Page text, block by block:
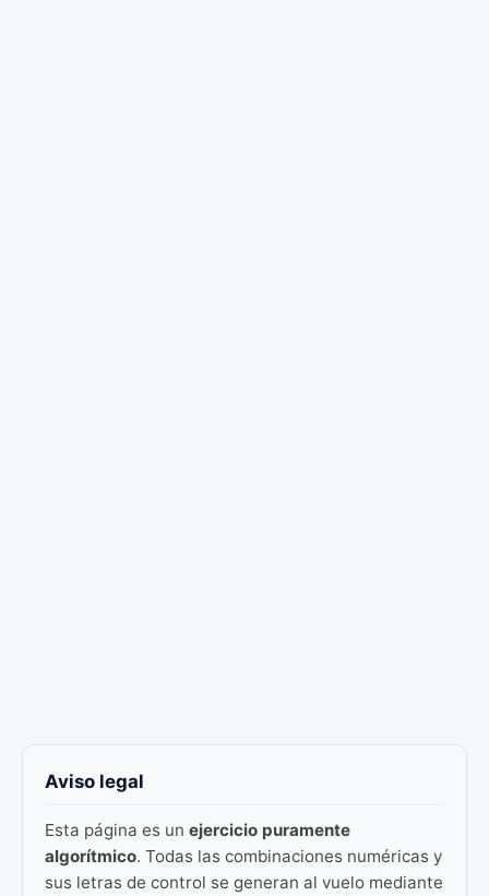
Aviso legal
Esta página es un ejercicio puramente
algorítmico. Todas las combinaciones numéricas y
sus letras de control se generan al vuelo mediante